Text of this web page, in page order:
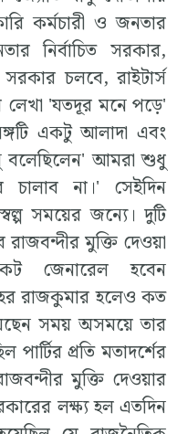
কর্মচারী ও জনতার
নির্বাচিত সরকার,
চলবে, রাইটার্স
লেখা 'যতদূর মনে পড়ে'
একটু আলাদা এবং
বলেছিলেন' আমরা শুধু
চালাব না।' সেইদিন
সময়ের জন্যে। দুটি
রাজবন্দীর মুক্তি দেওয়া
জেনারেল হবেন
রাজকুমার হলেও কত
সময় অসময়ে তার
প্রতি মতাদর্শের
মুক্তি দেওয়ার
লক্ষ্য হল এতদিন